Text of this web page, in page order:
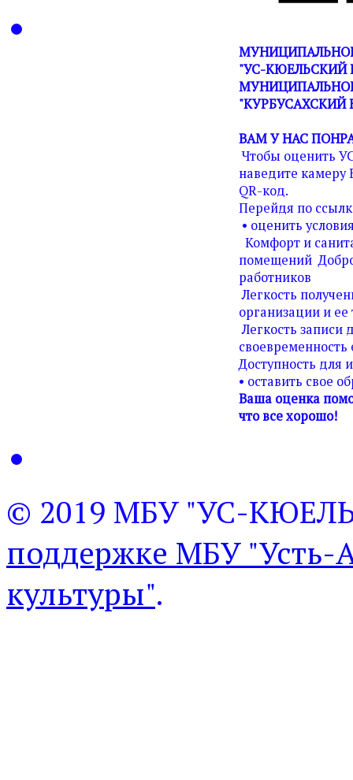
"УС-КЮЕЛЬСКИЙ
"КУРБУСАХСКИЙ
ВАМ У НАС
Чтобы оценить
наведите камеру
QR-код.
Перейдя по
• оценить
Комфорт и
помещений
работников
Легкость
организации и ее
Легкость записи
своевременность
Доступность для
• оставить свое
Ваша оценка
что все хорошо!
© 2019 МБУ "УС-
поддержке МБУ "Усть-
культуры".